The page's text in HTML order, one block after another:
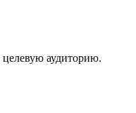
аудиторию.